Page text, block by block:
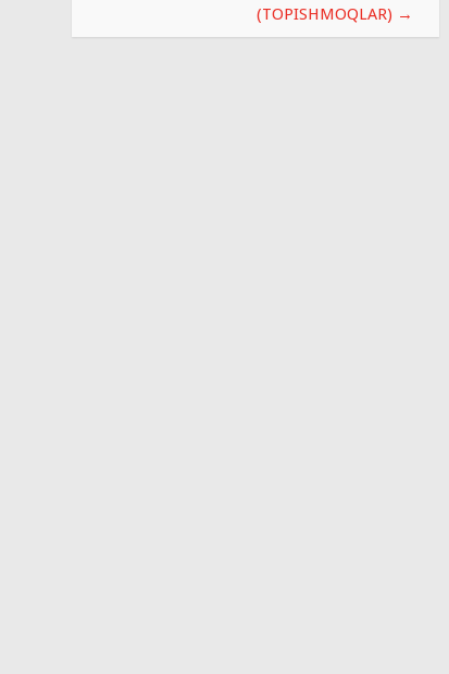
(TOPISHMOQLAR) →